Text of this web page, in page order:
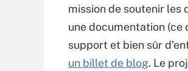
mission de soutenir les
une documentation (ce
support et bien sûr
un billet de blog. Le